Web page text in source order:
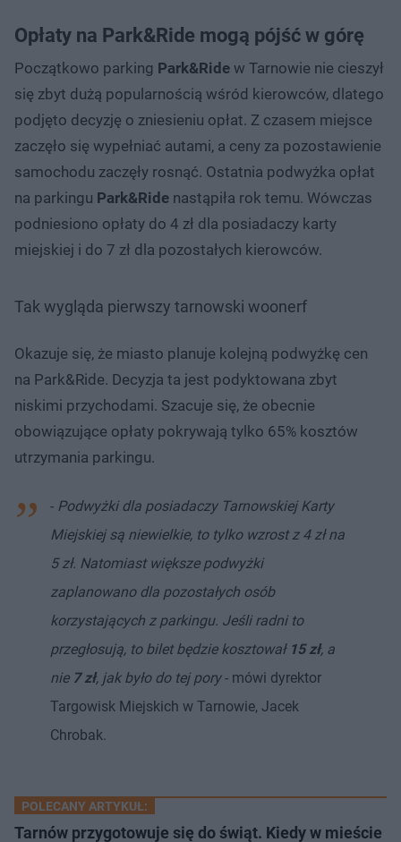
Opłaty na Park&Ride mogą pójść w górę
Początkowo parking Park&Ride w Tarnowie nie cieszył
się zbyt dużą popularnością wśród kierowców, dlatego
podjęto decyzję o zniesieniu opłat. Z czasem miejsce
zaczęło się wypełniać autami, a ceny za pozostawienie
samochodu zaczęły rosnąć. Ostatnia podwyżka opłat
na parkingu Park&Ride nastąpiła rok temu. Wówczas
podniesiono opłaty do 4 zł dla posiadaczy karty
miejskiej i do 7 zł dla pozostałych kierowców.
Tak wygląda pierwszy tarnowski woonerf
Okazuje się, że miasto planuje kolejną podwyżkę cen
na Park&Ride. Decyzja ta jest podyktowana zbyt
niskimi przychodami. Szacuje się, że obecnie
obowiązujące opłaty pokrywają tylko 65% kosztów
utrzymania parkingu.
- Podwyżki dla posiadaczy Tarnowskiej Karty
Miejskiej są niewielkie, to tylko wzrost z 4 zł na
5 zł. Natomiast większe podwyżki
zaplanowano dla pozostałych osób
korzystających z parkingu. Jeśli radni to
przegłosują, to bilet będzie kosztował 15 zł, a
nie 7 zł, jak było do tej pory- mówi dyrektor
Targowisk Miejskich w Tarnowie, Jacek
Chrobak.
POLECANY ARTYKUŁ:
Tarnów przygotowuje się do świąt. Kiedy w mieście